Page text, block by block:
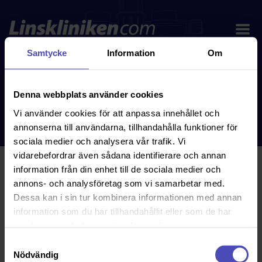
Samtycke Information Om
Denna webbplats använder cookies
Vi använder cookies för att anpassa innehållet och
annonserna till användarna, tillhandahålla funktioner för
sociala medier och analysera vår trafik. Vi
vidarebefordrar även sådana identifierare och annan
information från din enhet till de sociala medier och
annons- och analysföretag som vi samarbetar med.
Dessa kan i sin tur kombinera informationen med annan
information som du har tillhandahållit eller som de har
Nödvändig
En serviceklinik i ögats
tjänst
Koller. Här kan man allt om linser som är värt att veta.